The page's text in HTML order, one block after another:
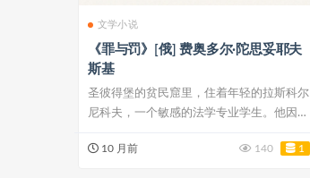
文学小说
《罪与罚》[俄] 费奥多尔·陀思妥耶夫
斯基
圣彼得堡的贫民窟里，住着年轻的拉斯科尔
尼科夫，一个敏感的法学专业学生。他因无
10 月前 140 1